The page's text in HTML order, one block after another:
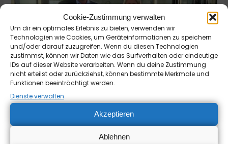
Cookie-Zustimmung verwalten
Um dir ein optimales Erlebnis zu bieten, verwenden wir
Technologien wie Cookies, um Geräteinformationen zu speichern
und/oder darauf zuzugreifen. Wenn du diesen Technologien
zustimmst, können wir Daten wie das Surfverhalten oder eindeutige
IDs auf dieser Website verarbeiten. Wenn du deine Zustimmung
nicht erteilst oder zurückziehst, können bestimmte Merkmale und
Funktionen beeinträchtigt werden.
Dienste verwalten
Akzeptieren
Ablehnen
Sicherheit im Fokus: Besuch bei
GdP
–
Bundespolizei
–
Bayern